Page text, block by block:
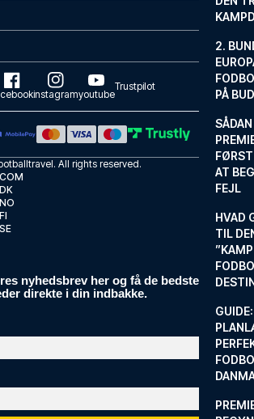
2.
PÅ
AT
FEJL
HVAD
TIL
instagramyoutube
Trustpilot
. All rights reserved.
nyhedsbrev her og få de bedste
direkte i din indbakke.